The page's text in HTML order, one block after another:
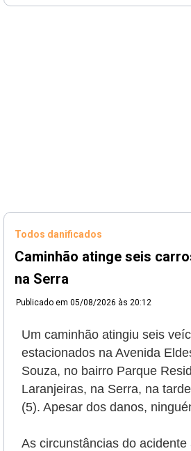
Todos danificados
Caminhão atinge seis
na Serra
Publicado em 05/08/2026 às 20:12
Um caminhão atingiu seis
estacionados na Avenida
Souza, no bairro Parque
Laranjeiras, na Serra, na
(5). Apesar dos danos,
As circunstâncias do acidente